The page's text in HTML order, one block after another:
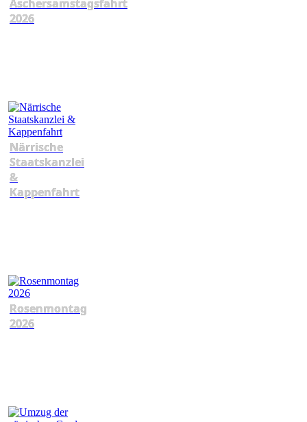
Aschersamstagsfahrt
2026
Närrische
Staatskanzlei
&
Kappenfahrt
Rosenmontag
2026